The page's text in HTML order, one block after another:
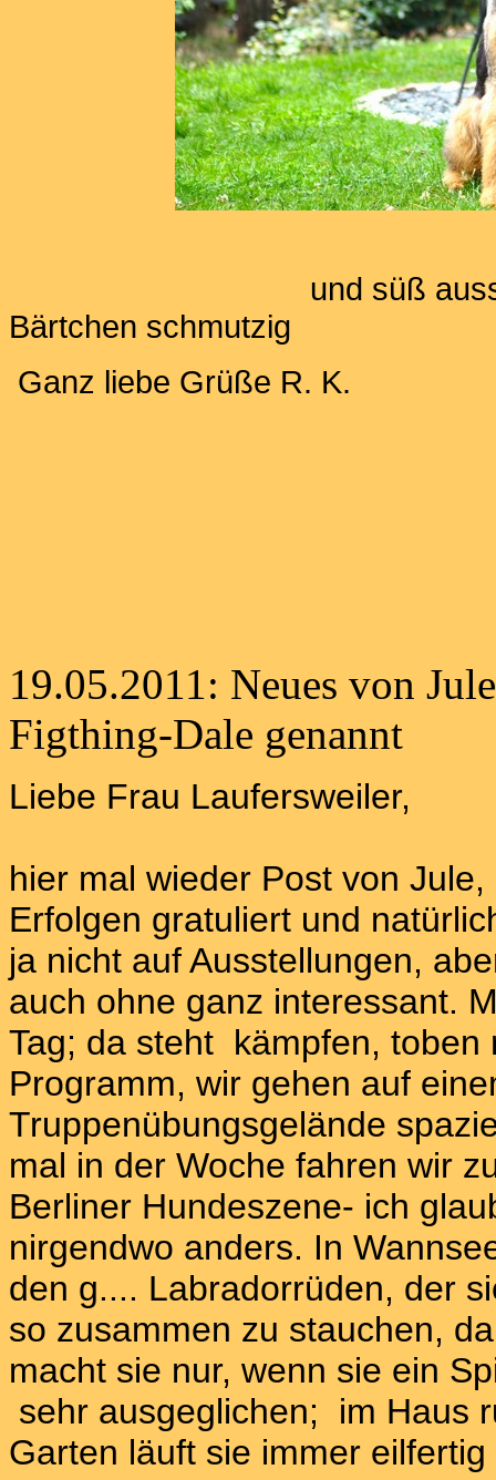
und süß aussehen-
Bärtchen schmutzig
Ganz liebe Grüße R. K.
19.05.2011: Neues von
Figthing-Dale genannt
Liebe Frau Laufersweiler,
hier mal wieder Post von
Erfolgen gratuliert und
ja nicht auf Ausstellungen,
auch ohne ganz interessant.
Tag; da steht kämpfen, toben
Programm, wir gehen auf
Truppenübungsgelände
mal in der Woche fahren wir
Berliner Hundeszene- ich
nirgendwo anders. In
den g.... Labradorrüden, der
so zusammen zu stauchen,
macht sie nur, wenn sie ein
sehr ausgeglichen; im Haus
Garten läuft sie immer